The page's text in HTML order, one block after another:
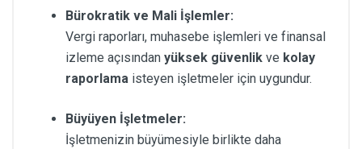
Bürokratik ve Mali İşlemler:
Vergi raporları, muhasebe işlemleri ve finansal
izleme açısından yüksek güvenlik ve kolay
raporlama isteyen işletmeler için uygundur.
Büyüyen İşletmeler:
İşletmenizin büyümesiyle birlikte daha